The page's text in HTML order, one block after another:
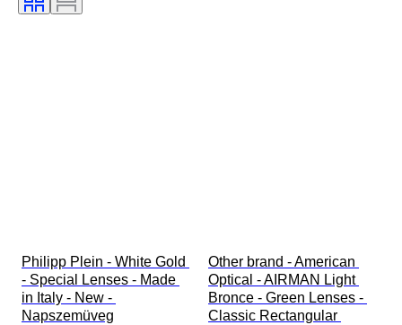
Vágás
Philipp Plein - White Gold
- Special Lenses - Made
in Italy - New -
Napszemüveg
Other brand - American
Optical - AIRMAN Light
Bronce - Green Lenses -
Classic Rectangular